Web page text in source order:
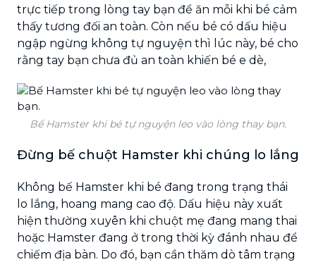
trực tiếp trong lòng tay bạn để ăn mỗi khi bé cảm
thấy tương đối an toàn. Còn nếu bé có dấu hiệu
ngập ngừng không tự nguyện thì lúc này, bé cho
rằng tay bạn chưa đủ an toàn khiến bé e dè,
Bế Hamster khi bé tự nguyện leo vào lòng thay bạn.
Đừng bế chuột Hamster khi chúng lo lắng
Không bế Hamster khi bé đang trong trạng thái
lo lắng, hoang mang cao độ. Dấu hiệu này xuất
hiện thường xuyên khi chuột mẹ đang mang thai
hoặc Hamster đang ở trong thời kỳ đánh nhau để
chiếm địa bàn. Do đó, bạn cần thăm dò tâm trạng